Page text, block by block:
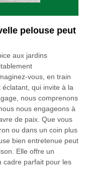
pelouse peut
aux jardins
vous, en train
qui invite à la
nous comprenons
nous engageons à
de paix. Que vous
ou dans un coin plus
bien entretenue peut
Elle offre un
cadre parfait pour les